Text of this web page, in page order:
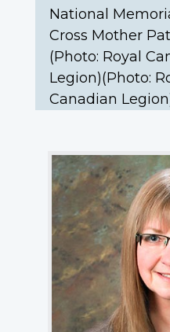
Canadian
Legion)
National
Cross Mother
(Photo: Royal
Legion)(Photo:
Canadian
Memorial
(Silver)
Cross
Mother
Patty
Braun
receives